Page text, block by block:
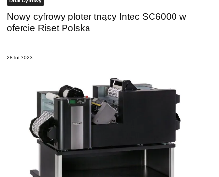
Nowy cyfrowy ploter tnący Intec SC6000 w
ofercie Riset Polska
28 lut 2023